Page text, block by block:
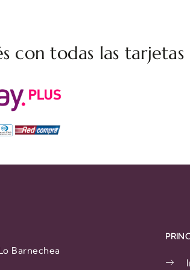
con todas las tarjetas
Barnechea